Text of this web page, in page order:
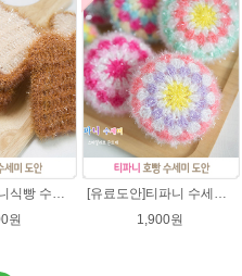
원
1,900원